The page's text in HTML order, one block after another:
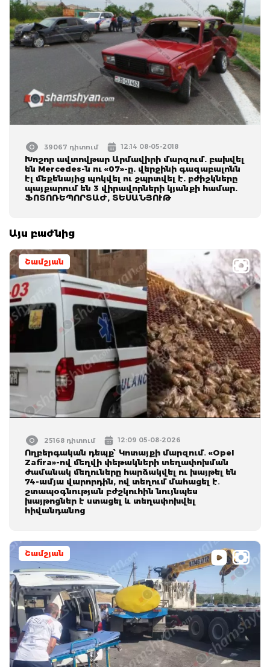
39067 դիտում 12:14 08-05-2018
Խոշոր ավտովթար Արմավիրի մարզում. բախվել
են Mercedes-ն ու «07»-ը. վերջինի գազաբալոնն
էլ մեքենայից պոկվել ու շպրտվել է. բժիշկները
պայքարում են 3 վիրավորների կյանքի համար.
ՖՈՏՈՌԵՊՈՐՏԱԺ, ՏԵՍԱՆՅՈՒԹ
Այս բաժնից
Շամշյան
25168 դիտում 12:09 05-08-2026
Ողբերգական դեպք՝ Կոտայքի մարզում․ «Opel
Zafira»-ով մեղվի փեթակների տեղափոխման
ժամանակ մեղուները հարձակվել ու խայթել են
74-ամյա վարորդին, ով տեղում մահացել է․
շտապօգնության բժշկուհին նույնպես
խայթոցներ է ստացել և տեղափոխվել
հիվանդանոց
Շամշյան